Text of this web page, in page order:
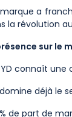
marque a
la révolution
sur le
connaît
déjà le
de part de